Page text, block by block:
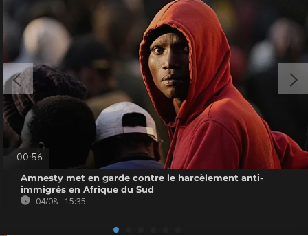
00:56
Amnesty met en garde contre le harcèlement anti-
immigrés en Afrique du Sud
04/08 - 15:35